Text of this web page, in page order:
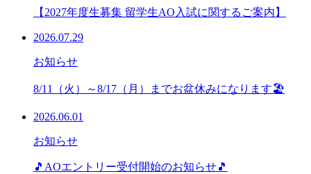
【2027年度生募集 留学生AO入試に関するご案内】
2026.07.29
お知らせ
8/11（火）～8/17（月）までお盆休みになります🏖
2026.06.01
お知らせ
🎵AOエントリー受付開始のお知らせ🎵